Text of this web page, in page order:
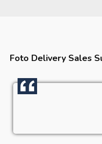
Foto Delivery Sales